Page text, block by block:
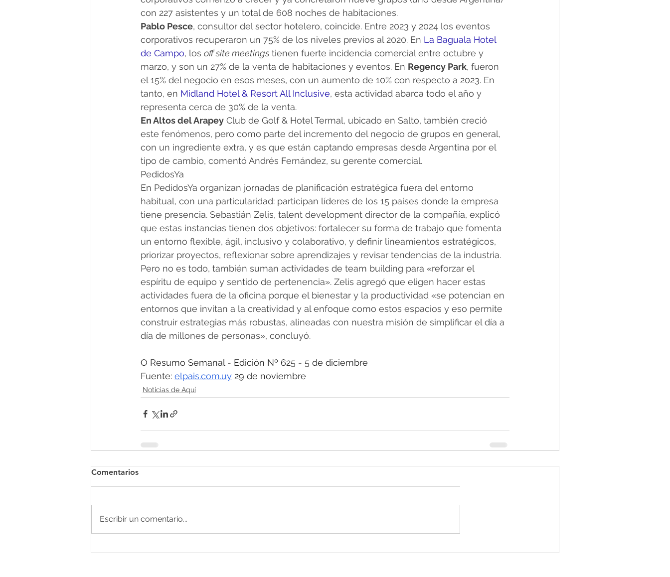
con 227 asistentes y un total de 608 noches de habitaciones.
Pablo Pesce, consultor del sector hotelero, coincide. Entre 2023 y 2024 los eventos
corporativos recuperaron un 75% de los niveles previos al 2020. En La Baguala Hotel
de Campo, los off site meetings tienen fuerte incidencia comercial entre octubre y
marzo, y son un 27% de la venta de habitaciones y eventos. En Regency Park, fueron
el 15% del negocio en esos meses, con un aumento de 10% con respecto a 2023. En
tanto, en Midland Hotel & Resort All Inclusive, esta actividad abarca todo el año y
representa cerca de 30% de la venta.
En Altos del Arapey Club de Golf & Hotel Termal, ubicado en Salto, también creció
este fenómenos, pero como parte del incremento del negocio de grupos en general,
con un ingrediente extra, y es que están captando empresas desde Argentina por el
tipo de cambio, comentó Andrés Fernández, su gerente comercial.
PedidosYa
En PedidosYa organizan jornadas de planificación estratégica fuera del entorno
habitual, con una particularidad: participan líderes de los 15 países donde la empresa
tiene presencia. Sebastián Zelis, talent development director de la compañía, explicó
que estas instancias tienen dos objetivos: fortalecer su forma de trabajo que fomenta
un entorno flexible, ágil, inclusivo y colaborativo, y definir lineamientos estratégicos,
priorizar proyectos, reflexionar sobre aprendizajes y revisar tendencias de la industria.
Pero no es todo, también suman actividades de team building para «reforzar el
espíritu de equipo y sentido de pertenencia». Zelis agregó que eligen hacer estas
actividades fuera de la oficina porque el bienestar y la productividad «se potencian en
entornos que invitan a la creatividad y al enfoque como estos espacios y eso permite
construir estrategias más robustas, alineadas con nuestra misión de simplificar el día a
día de millones de personas», concluyó.
O Resumo Semanal - Edición Nº 625 - 5 de diciembre
Fuente: elpais.com.uy 29 de noviembre
Noticias de Aquí
Comentarios
Escribir un comentario...